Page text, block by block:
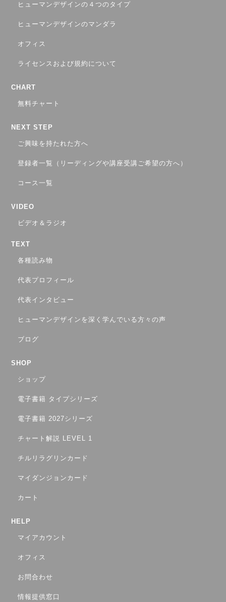
ヒューマンデザインの４つのタイプ
ヒューマンデザインのマンダラ
オフィス
ライセンスおよび規約について
CHART
無料チャート
NEXT STEP
ご興味を持たれた方へ
登録者一覧（リーディングや講座受講ご希望の方へ）
コース一覧
VIDEO
ビデオ＆ラジオ
TEXT
各種読み物
代表プロフィール
代表インタビュー
ヒューマンデザインを深く学んでいる方々の声
ブログ
SHOP
ショップ
電子書籍 タイプシリーズ
電子書籍 2027シリーズ
チャート解説 LEVEL 1
チルリラグリンカード
マイダンジョンカード
カート
HELP
マイアカウント
オフィス
お問合わせ
情報提供窓口